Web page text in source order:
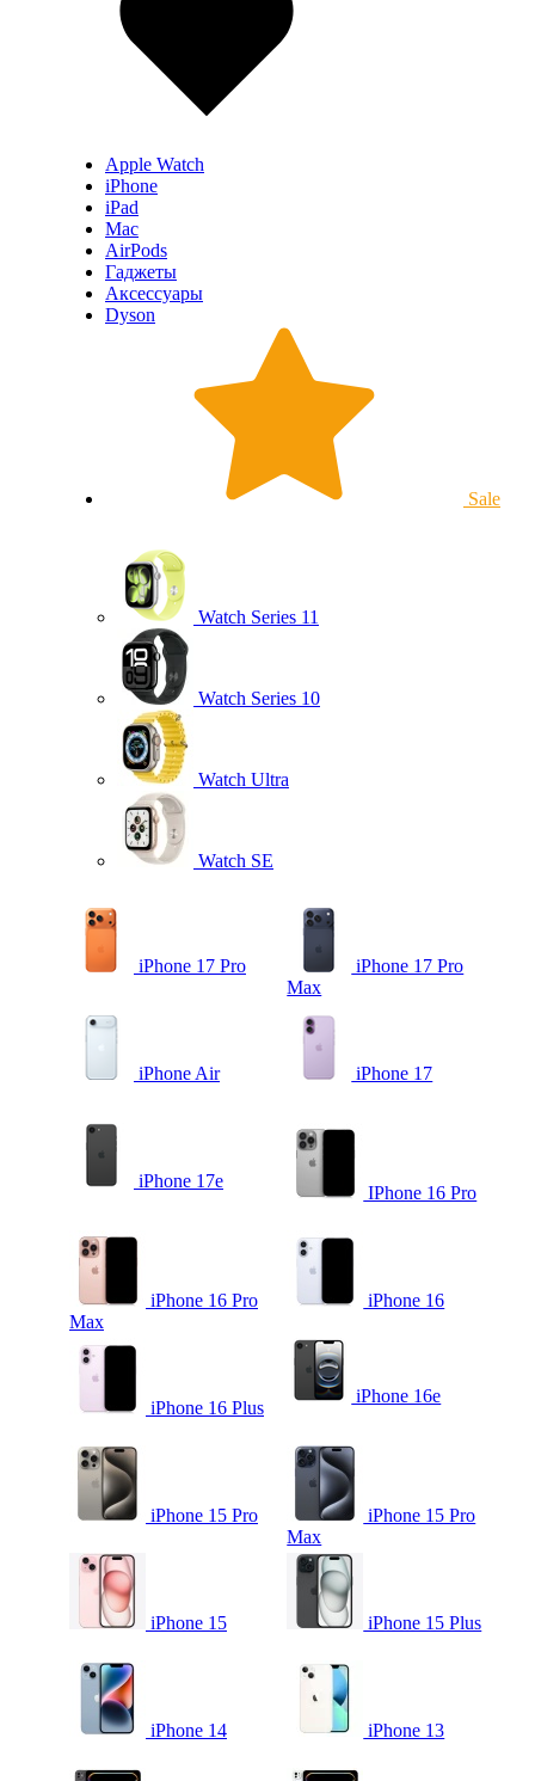
Apple Watch
iPhone
iPad
Mac
AirPods
Гаджеты
Аксессуары
Dyson
Sale
Watch Series 11
Watch Series 10
Watch Ultra
Watch SE
iPhone 17 Pro
iPhone 17 Pro
Max
iPhone Air iPhone 17
iPhone 17e
IPhone 16 Pro
iPhone 16 Pro
Max
iPhone 16
iPhone 16 Plus
iPhone 16e
iPhone 15 Pro
iPhone 15 Pro
Max
iPhone 15 iPhone 15 Plus
iPhone 14 iPhone 13